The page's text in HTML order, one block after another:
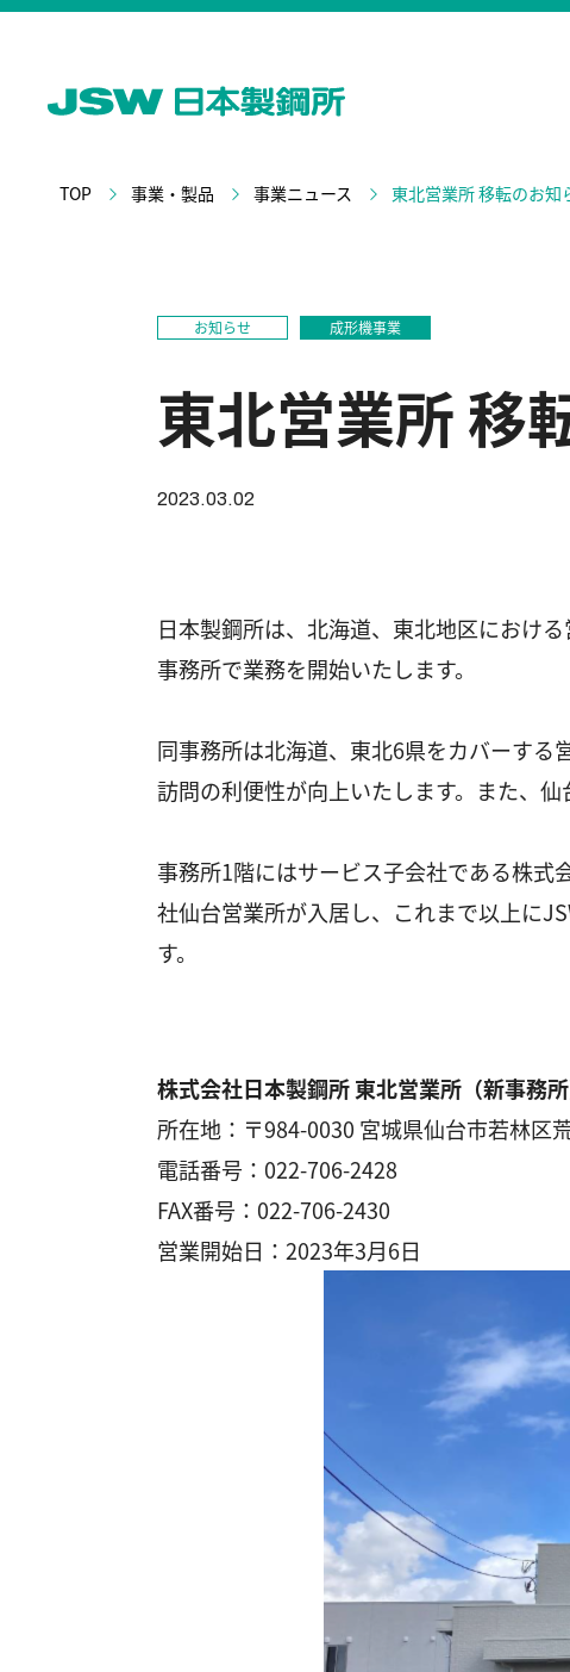
TOP 事業・製品 事業ニュース 東北営業所 移転のお知
お知らせ 成形機事業
東北営業所 移
2023.03.02
日本製鋼所は、北海道、東北地区におけ
事務所で業務を開始いたします。
同事務所は北海道、東北6県をカバーする
訪問の利便性が向上いたします。また、
事務所1階にはサービス子会社である株式
社仙台営業所が入居し、これまで以上に
す。
株式会社日本製鋼所 東北営業所（新事務所
所在地：〒984-0030 宮城県仙台市若林区
電話番号：022-706-2428
FAX番号：022-706-2430
営業開始日：2023年3月6日